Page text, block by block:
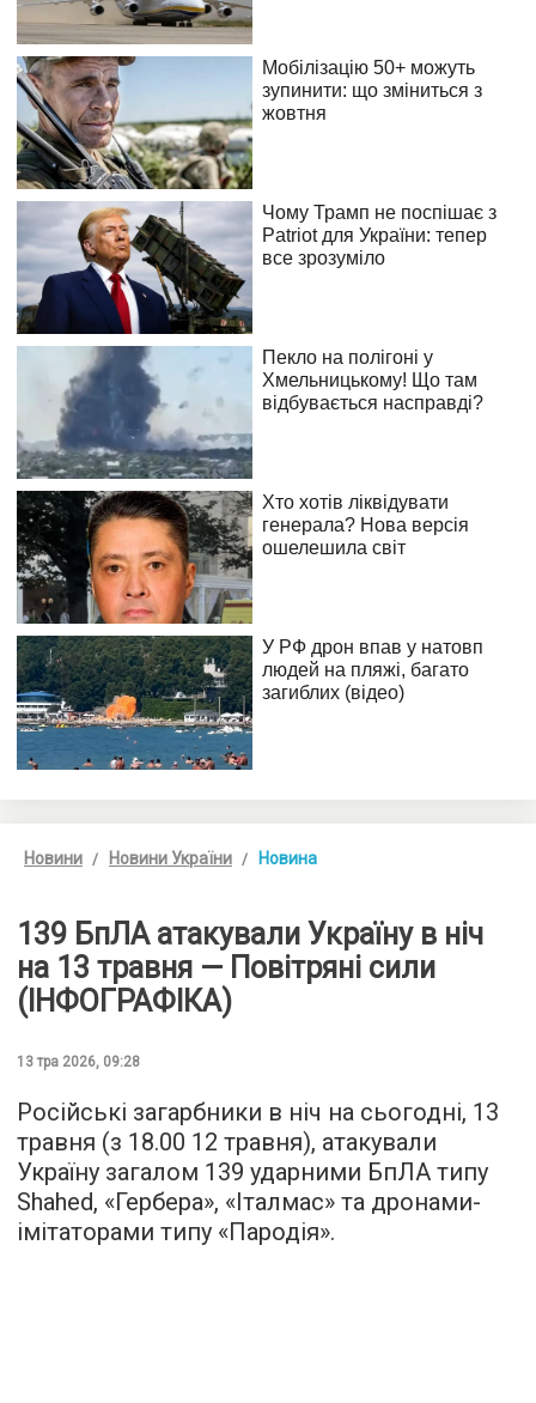
Новини Новини України Новина
139 БпЛА атакували Україну в ніч
на 13 травня — Повітряні сили
(ІНФОГРАФІКА)
13 тра 2026, 09:28
Російські загарбники в ніч на сьогодні, 13
травня (з 18.00 12 травня), атакували
Україну загалом 139 ударними БпЛА типу
Shahed, «Гербера», «Італмас» та дронами-
імітаторами типу «Пародія».